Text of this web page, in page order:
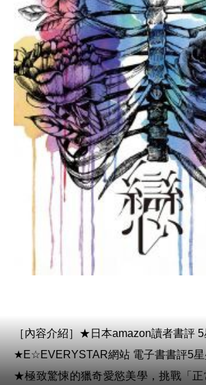
［內容介紹］ ★日本amazon讀者書評 5
★E☆EVERYSTAR網站 電子書書評5星
★極致驚悚的獵奇愛慾美學，挑戰「正